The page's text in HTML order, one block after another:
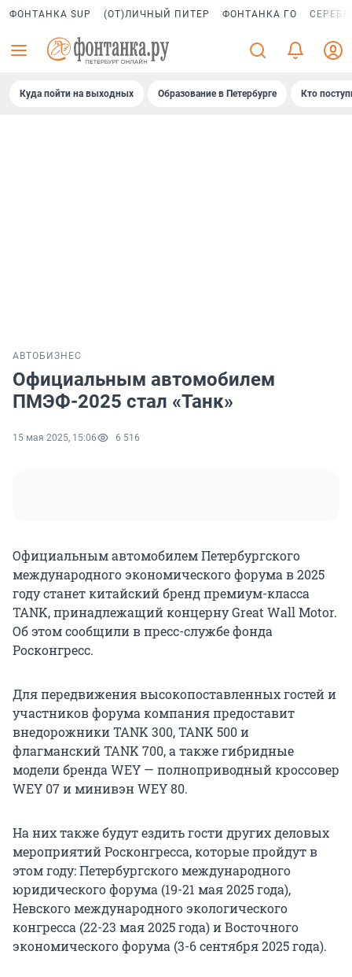
ФОНТАНКА SUP (ОТ)ЛИЧНЫЙ ПИТЕР ФОНТАНКА ГО
Куда пойти на выходных Образование в Петербурге Кто
АВТО БИЗНЕС
Официальным автомобилем
ПМЭФ-2025 стал «Танк»
15 мая 2025, 15:06 6 516
Официальным автомобилем Петербургского
международного экономического форума в 2025
году станет китайский бренд премиум-класса
TANK, принадлежащий концерну Great Wall Motor.
Об этом сообщили в пресс-службе фонда
Росконгресс.
Для передвижения высокопоставленных гостей и
участников форума компания предоставит
внедорожники TANK 300, TANK 500 и
флагманский TANK 700, а также гибридные
модели бренда WEY — полноприводный кроссовер
WEY 07 и минивэн WEY 80.
На них также будут ездить гости других деловых
мероприятий Росконгресса, которые пройдут в
этом году: Петербургского международного
юридического форума (19-21 мая 2025 года),
Невского международного экологического
конгресса (22-23 мая 2025 года) и Восточного
экономического форума (3-6 сентября 2025 года).